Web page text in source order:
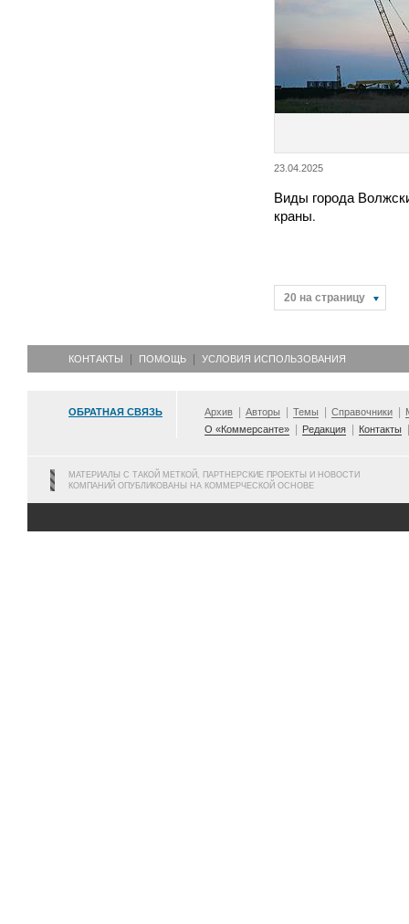
23.04.2025
Виды города
краны.
20 на страницу
КОНТАКТЫ ПОМОЩЬ УСЛОВИЯ ИСПОЛЬЗОВАНИЯ
ОБРАТНАЯ СВЯЗЬ Архив Авторы Темы Справочники
О «Коммерсанте»
Редакция Контакты
МАТЕРИАЛЫ С ТАКОЙ МЕТКОЙ, ПАРТНЕРСКИЕ ПРОЕКТЫ И НОВОСТИ
КОМПАНИЙ ОПУБЛИКОВАНЫ НА КОММЕРЧЕСКОЙ ОСНОВЕ